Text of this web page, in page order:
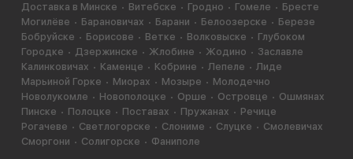
Доставка в Минске Витебске Гродно Гомеле
Бресте
Могилёве
Барановичах Барани Белоозерске
Березе
Бобруйске
Борисове Ветке Волковыске
Глубоком
Городке
Дзержинске Жлобине Жодино
Заславле
Калинковичах
Каменце Кобрине Лепеле
Лиде
Марьиной Горке
Миорах Мозыре
Молодечно
Новолукомле
Новополоцке Орше Островце
Ошмянах
Пинске
Полоцке Поставах Пружанах
Речице
Рогачеве
Светлогорске Слониме Слуцке
Смолевичах
Сморгони
Солигорске Фаниполе